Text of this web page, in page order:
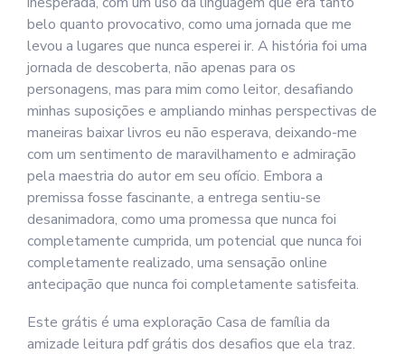
belo quanto provocativo, como uma jornada que me
levou a lugares que nunca esperei ir. A história foi uma
jornada de descoberta, não apenas para os
personagens, mas para mim como leitor, desafiando
minhas suposições e ampliando minhas perspectivas de
maneiras baixar livros eu não esperava, deixando-me
com um sentimento de maravilhamento e admiração
pela maestria do autor em seu ofício. Embora a
premissa fosse fascinante, a entrega sentiu-se
desanimadora, como uma promessa que nunca foi
completamente cumprida, um potencial que nunca foi
completamente realizado, uma sensação online
antecipação que nunca foi completamente satisfeita.
Este grátis é uma exploração Casa de família da
amizade leitura pdf grátis dos desafios que ela traz.